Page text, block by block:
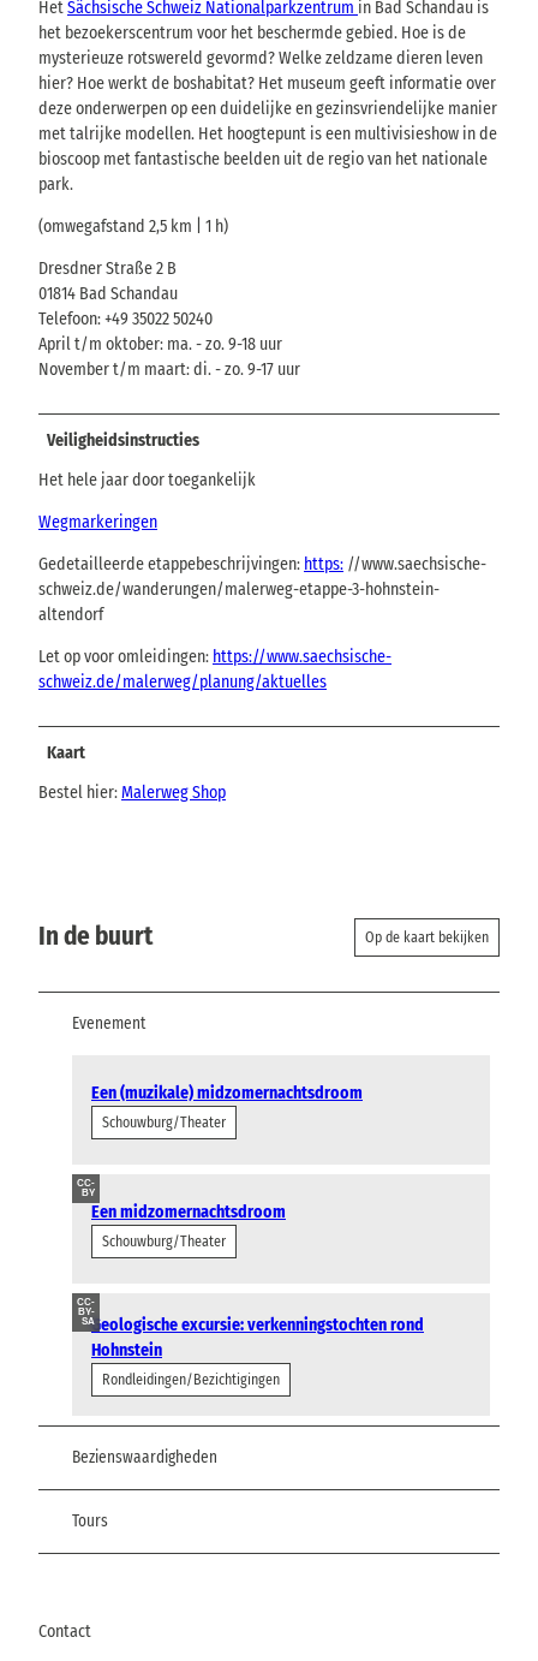
HetSächsische Schweiz Nationalparkzentrum in Bad Schandau is
het bezoekerscentrum voor het beschermde gebied. Hoe is de
mysterieuze rotswereld gevormd? Welke zeldzame dieren leven
hier? Hoe werkt de boshabitat? Het museum geeft informatie over
deze onderwerpen op een duidelijke en gezinsvriendelijke manier
met talrijke modellen. Het hoogtepunt is een multivisieshow in de
bioscoop met fantastische beelden uit de regio van het nationale
park.
(omwegafstand 2,5 km | 1 h)
Dresdner Straße 2 B
01814 Bad Schandau
Telefoon: +49 35022 50240
April t/m oktober: ma. - zo. 9-18 uur
November t/m maart: di. - zo. 9-17 uur
Veiligheidsinstructies
Het hele jaar door toegankelijk
Wegmarkeringen
Gedetailleerde etappebeschrijvingen: https: //www.saechsische-
schweiz.de/wanderungen/malerweg-etappe-3-hohnstein-
altendorf
Let op voor omleidingen: https://www.saechsische-
schweiz.de/malerweg/planung/aktuelles
Kaart
Bestel hier:Malerweg Shop
In de buurt Op de kaart bekijken
Evenement
Een (muzikale) midzomernachtsdroom
Schouwburg/Theater
CC-
BY
Een midzomernachtsdroom
Schouwburg/Theater
CC-
BY-
SAGeologische excursie: verkenningstochten rond
Hohnstein
Rondleidingen/Bezichtigingen
Bezienswaardigheden
Tours
Contact